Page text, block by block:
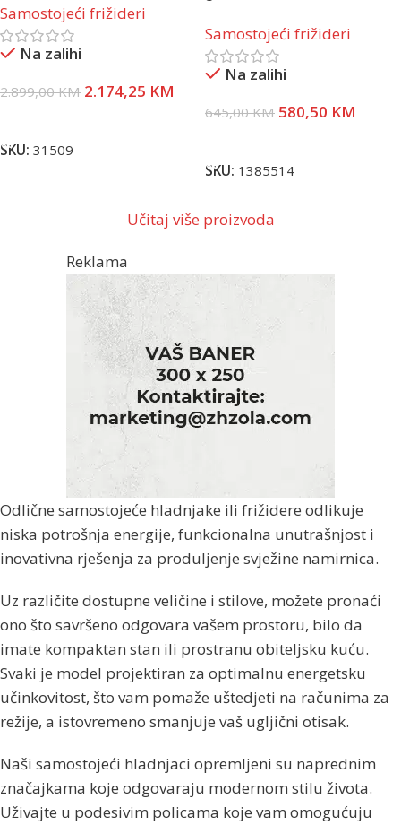
Samostojeći frižideri
Na zalihi
2.899,00KM 2.174,25 KM
SKU: 31509
Samostojeći frižideri
Na zalihi
645,00KM 580,50 KM
SKU: 1385514
Učitaj više proizvoda
Reklama
Odlične samostojeće hladnjake ili frižidere odlikuje
niska potrošnja energije, funkcionalna unutrašnjost i
inovativna rješenja za produljenje svježine namirnica.
Uz različite dostupne veličine i stilove, možete pronaći
ono što savršeno odgovara vašem prostoru, bilo da
imate kompaktan stan ili prostranu obiteljsku kuću.
Svaki je model projektiran za optimalnu energetsku
učinkovitost, što vam pomaže uštedjeti na računima za
režije, a istovremeno smanjuje vaš ugljični otisak.
Naši samostojeći hladnjaci opremljeni su naprednim
značajkama koje odgovaraju modernom stilu života.
Uživajte u podesivim policama koje vam omogućuju